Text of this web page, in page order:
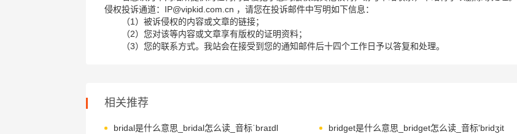
侵权投诉通道：IP@vipkid.com.cn ，请您在投诉邮件中写明如下信息：
（1）被诉侵权的内容或文章的链接；
（2）您对该等内容或文章享有版权的证明资料；
（3）您的联系方式。我站会在接受到您的通知邮件后十四个工作日予以答复和处理。
相关推荐
bridal是什么意思_bridal怎么读_音标ˈbraɪdl bridget是什么意思_bridget怎么读_音标'bridʒit